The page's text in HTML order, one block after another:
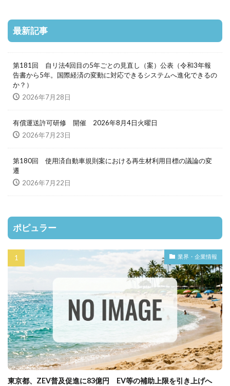
最新記事
第181回 自リ法4回目の5年ごとの見直し（案）公表（令和3年報
告書から5年。国際経済の変動に対応できるシステムへ進化できるの
か？）
2026年7月28日
有償運送許可研修 開催 2026年8月4日火曜日
2026年7月23日
第180回 使用済自動車規則案における再生材利用目標の議論の変
遷
2026年7月22日
ポピュラー
業界・企業情報
東京都、ZEV普及促進に83億円 EV等の補助上限を引き上げへ